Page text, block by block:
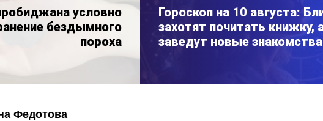
условно
бездымного
пороха
Гороскоп на 10 августа:
захотят почитать
заведут новые знакомства
Федотова